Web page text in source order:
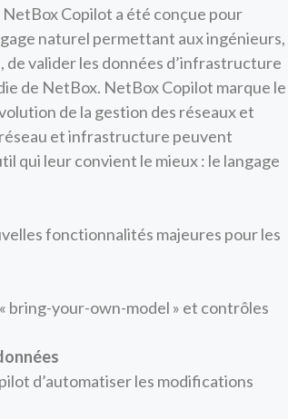
Copilot a été conçue pour
naturel permettant aux ingénieurs,
valider les données d’infrastructure
de NetBox. NetBox Copilot marque le
de la gestion des réseaux et
et infrastructure peuvent
qui leur convient le mieux : le langage
fonctionnalités majeures pour les
bring-your-own-model » et contrôles
d’automatiser les modifications